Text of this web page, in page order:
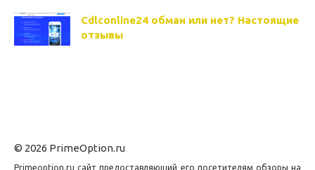
Cdlconline24 обман или нет? Настоящие
отзывы
© 2026 PrimeOption.ru
Primeoption.ru сайт предоставляющий его посетителям обзоры на